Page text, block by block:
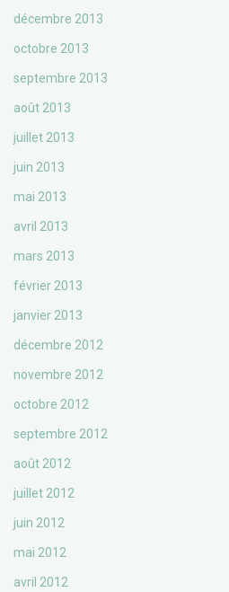
décembre 2013
octobre 2013
septembre 2013
août 2013
juillet 2013
juin 2013
mai 2013
avril 2013
mars 2013
février 2013
janvier 2013
décembre 2012
novembre 2012
octobre 2012
septembre 2012
août 2012
juillet 2012
juin 2012
mai 2012
avril 2012